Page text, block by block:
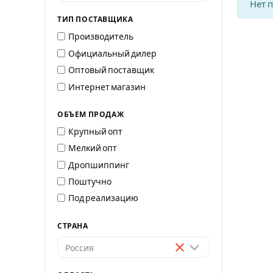
ТИП ПОСТАВЩИКА
Производитель
Официальный дилер
Оптовый поставщик
Интернет магазин
ОБЪЕМ ПРОДАЖ
Крупный опт
Мелкий опт
Дропшиппинг
Поштучно
Под реализацию
СТРАНА
Россия
Нет